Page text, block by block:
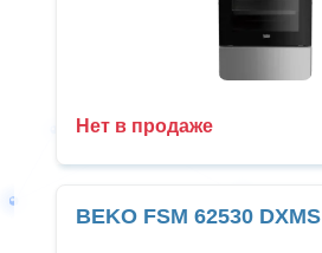
Нет в продаже
BEKO FSM 62530 DXMS